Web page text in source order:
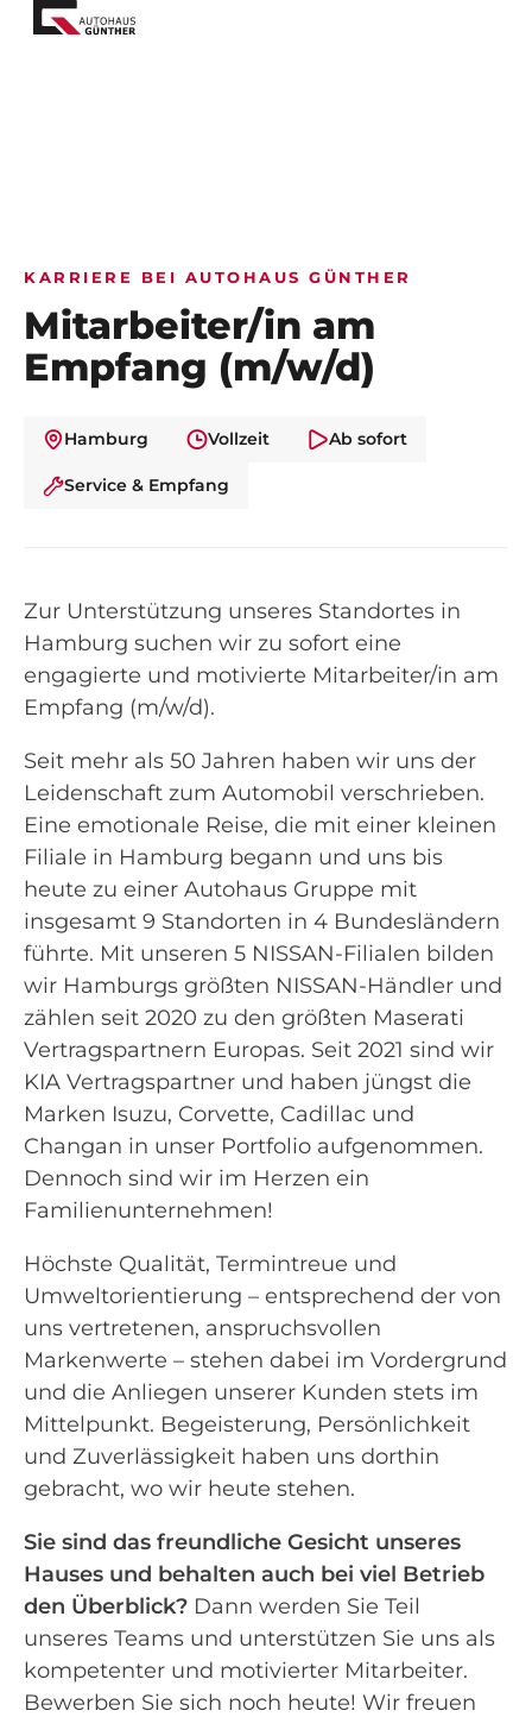
KARRIERE BEI AUTOHAUS GÜNTHER
Mitarbeiter/in am
Empfang (m/w/d)
Hamburg Vollzeit Ab sofort
Service & Empfang
Zur Unterstützung unseres Standortes in
Hamburg suchen wir zu sofort eine
engagierte und motivierte Mitarbeiter/in am
Empfang (m/w/d).
Seit mehr als 50 Jahren haben wir uns der
Leidenschaft zum Automobil verschrieben.
Eine emotionale Reise, die mit einer kleinen
Filiale in Hamburg begann und uns bis
heute zu einer Autohaus Gruppe mit
insgesamt 9 Standorten in 4 Bundesländern
führte. Mit unseren 5 NISSAN-Filialen bilden
wir Hamburgs größten NISSAN-Händler und
zählen seit 2020 zu den größten Maserati
Vertragspartnern Europas. Seit 2021 sind wir
KIA Vertragspartner und haben jüngst die
Marken Isuzu, Corvette, Cadillac und
Changan in unser Portfolio aufgenommen.
Dennoch sind wir im Herzen ein
Familienunternehmen!
Höchste Qualität, Termintreue und
Umweltorientierung – entsprechend der von
uns vertretenen, anspruchsvollen
Markenwerte – stehen dabei im Vordergrund
und die Anliegen unserer Kunden stets im
Mittelpunkt. Begeisterung, Persönlichkeit
und Zuverlässigkeit haben uns dorthin
gebracht, wo wir heute stehen.
Sie sind das freundliche Gesicht unseres
Hauses und behalten auch bei viel Betrieb
den Überblick? Dann werden Sie Teil
unseres Teams und unterstützen Sie uns als
kompetenter und motivierter Mitarbeiter.
Bewerben Sie sich noch heute! Wir freuen